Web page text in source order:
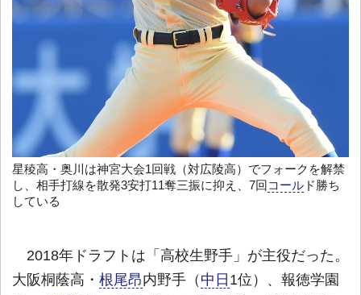
星稜高・奥川は神宮大会1回戦（対広陵高）でフォークを解禁
し、相手打線を散発3安打11奪三振に抑え、7回 コール ド勝ち
している
2018年ドラフトは「高校生野手」が主役だった。
大阪桐蔭高・ 根尾昂内野手（ 中日 1位）、報徳学園